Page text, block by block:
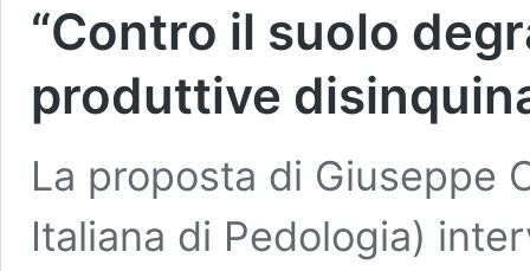
“Contro il suolo
produttive
La proposta di Giuseppe
Italiana di Pedologia)